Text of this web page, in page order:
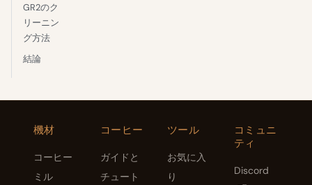
GR2のク
リーニン
グ方法
結論
機材
コーヒー
ミル
コーヒー
ガイドと
チュート
ツール
お気に入
り
コミュニ
ティ
Discord